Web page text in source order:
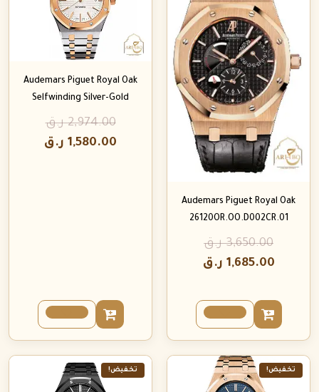
Audemars Piguet Royal Oak
26120OR.OO.D002CR.01
3,650.00 ر.ق
1,685.00 ر.ق
Audemars Piguet Royal Oak
Selfwinding Silver-Gold
2,974.00 ر.ق
1,580.00 ر.ق
تخفيض! تخفيض!